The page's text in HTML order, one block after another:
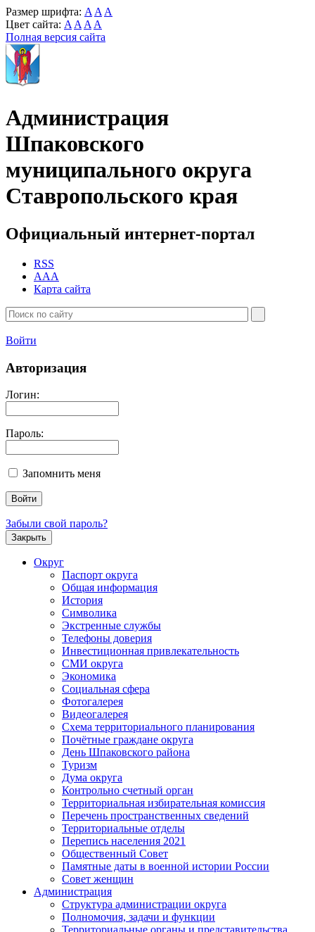
Размер шрифта: A A A
Цвет сайта: A A A A
Полная версия сайта
Администрация
Шпаковского
муниципального округа
Ставропольского края
Официальный интернет-портал
RSS
AAA
Карта сайта
Войти
Авторизация
Логин:
Пароль:
Запомнить меня
Забыли свой пароль?
Закрыть
Округ
Паспорт округа
Общая информация
История
Символика
Экстренные службы
Телефоны доверия
Инвестиционная привлекательность
СМИ округа
Экономика
Социальная сфера
Фотогалерея
Видеогалерея
Схема территориального планирования
Почётные граждане округа
День Шпаковского района
Туризм
Дума округа
Контрольно счетный орган
Территориальная избирательная комиссия
Перечень пространственных сведений
Территориальные отделы
Перепись населения 2021
Общественный Совет
Памятные даты в военной истории России
Совет женщин
Администрация
Структура администрации округа
Полномочия, задачи и функции